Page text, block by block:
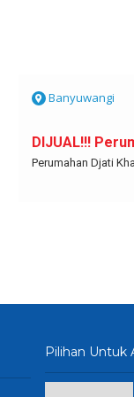
Banyuwangi
DIJUAL!!!
Perumahan Djati
Pilihan Untuk
2x beli rumah